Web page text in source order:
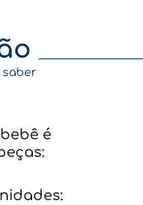
saber
é